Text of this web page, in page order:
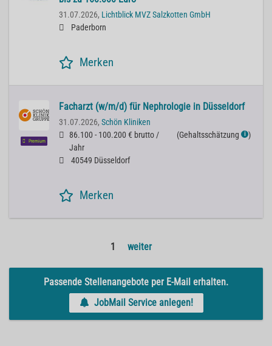
31.07.2026, Lichtblick MVZ Salzkotten GmbH
Paderborn
Merken
Premium
Facharzt (w/m/d) für Nephrologie in Düsseldorf
31.07.2026, Schön Kliniken
86.100 - 100.200 € brutto /
Jahr
(Gehaltsschätzung ℹ )
40549 Düsseldorf
Merken
1 weiter
Passende Stellenangebote per E-Mail erhalten.
JobMail Service anlegen!